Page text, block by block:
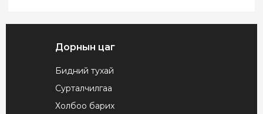
Дорнын цаг
Бидний тухай
Сурталчилгаа
Холбоо барих